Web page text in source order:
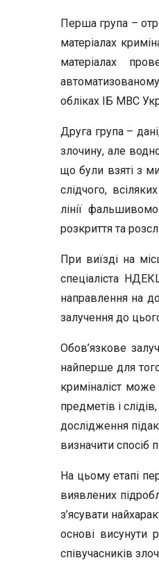
Перша група –
матеріалах
матеріалах
обліках ІБ МВС
Друга група –
злочину, але
що були взяті з
слідчого,
лінії
розкриття та
При виїзді на
спеціаліста
направлення на
залучення до
Обов’язкове
найперше для
криміналіст
предметів і
дослідження
визначити спосіб
На цьому етапі
виявлених
з’ясувати
основі висунути
співучасників